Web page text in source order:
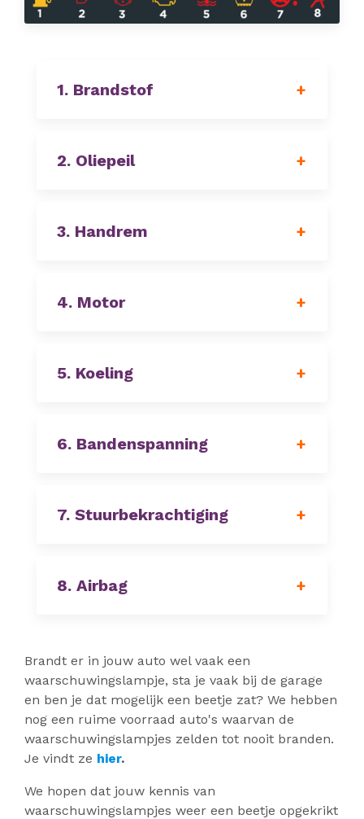
1. Brandstof
2. Oliepeil
3. Handrem
4. Motor
5. Koeling
6. Bandenspanning
7. Stuurbekrachtiging
8. Airbag
Brandt er in jouw auto wel vaak een
waarschuwingslampje, sta je vaak bij de garage
en ben je dat mogelijk een beetje zat? We hebben
nog een ruime voorraad auto's waarvan de
waarschuwingslampjes zelden tot nooit branden.
Je vindt ze hier.
We hopen dat jouw kennis van
waarschuwingslampjes weer een beetje opgekrikt